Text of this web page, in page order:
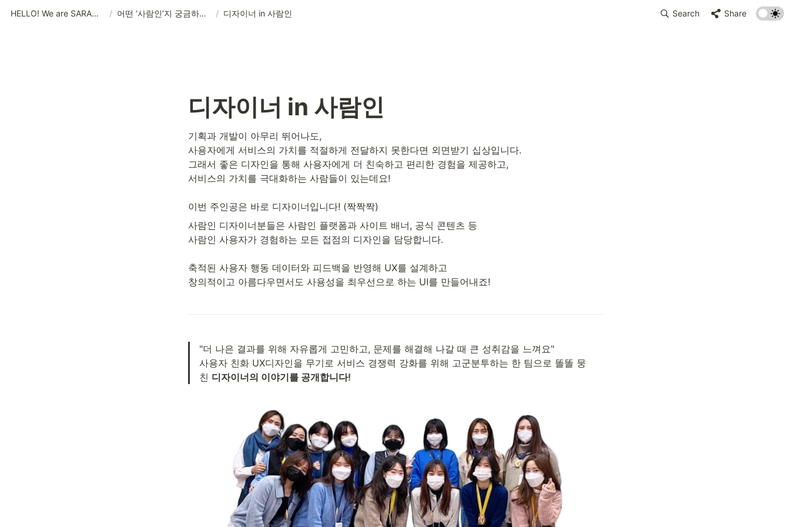
HELLO! We are SARAMIN, THE WORKVERSE! / 어떤 ‘사람인’지 궁금하다면 / 디자이너 in 사람인 Search Share
디자이너 in 사람인
기획과 개발이 아무리 뛰어나도,
사용자에게 서비스의 가치를 적절하게 전달하지 못한다면 외면받기 십상입니다.
그래서 좋은 디자인을 통해 사용자에게 더 친숙하고 편리한 경험을 제공하고,
서비스의 가치를 극대화하는 사람들이 있는데요!
이번 주인공은 바로 디자이너입니다! (짝짝짝)
사람인 디자이너분들은 사람인 플랫폼과 사이트 배너, 공식 콘텐츠 등
사람인 사용자가 경험하는 모든 접점의 디자인을 담당합니다.
축적된 사용자 행동 데이터와 피드백을 반영해 UX를 설계하고
창의적이고 아름다우면서도 사용성을 최우선으로 하는 UI를 만들어내죠!
"더 나은 결과를 위해 자유롭게 고민하고, 문제를 해결해 나갈 때 큰 성취감을 느껴요"
사용자 친화 UX디자인을 무기로 서비스 경쟁력 강화를 위해 고군분투하는 한 팀으로 똘똘 뭉
친 디자이너의 이야기를 공개합니다!